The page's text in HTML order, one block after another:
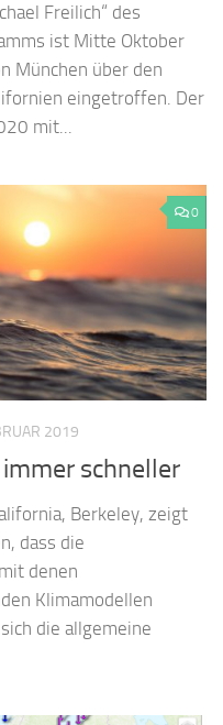
Freilich“ des
ist Mitte Oktober
München über den
eingetroffen. Der
mit...
0
2019
schneller
Berkeley, zeigt
dass die
denen
Klimamodellen
die allgemeine